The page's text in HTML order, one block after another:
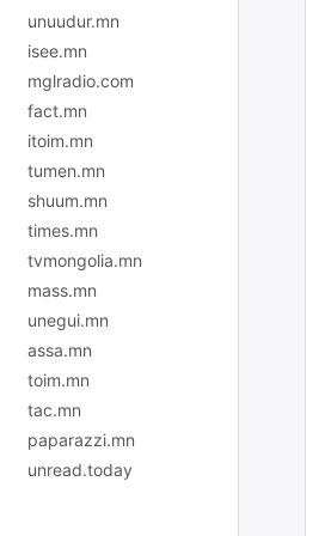
unuudur.mn
isee.mn
mglradio.com
fact.mn
itoim.mn
tumen.mn
shuum.mn
times.mn
tvmongolia.mn
mass.mn
unegui.mn
assa.mn
toim.mn
tac.mn
paparazzi.mn
unread.today